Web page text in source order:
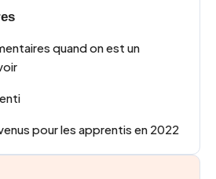
quand on est un
pour les apprentis en 2022